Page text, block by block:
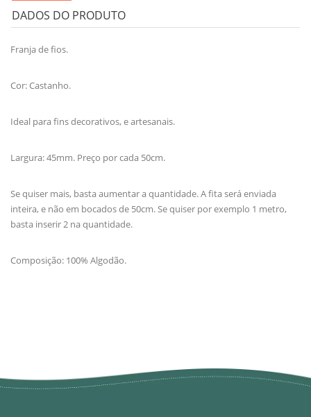
DADOS DO PRODUTO
Franja de fios.
Cor: Castanho.
Ideal para fins decorativos, e artesanais.
Largura: 45mm. Preço por cada 50cm.
Se quiser mais, basta aumentar a quantidade. A fita será enviada
inteira, e não em bocados de 50cm. Se quiser por exemplo 1 metro,
basta inserir 2 na quantidade.
Composição: 100% Algodão.